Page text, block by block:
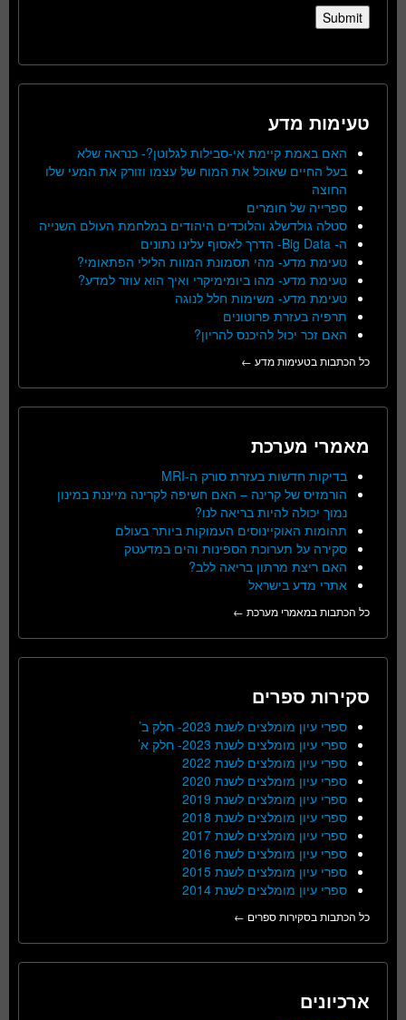
טעימות מדע
האם באמת קיימת אי-סבילות לגלוטן?- כנראה שלא
בעל החיים שאוכל את המוח של עצמו וזורק את המעי שלו
החוצה
ספרייה של חומרים
סטלה גולדשלג והלוכדים היהודים במלחמת העולם השנייה
ה- Big Data- הדרך לאסוף עלינו נתונים
טעימת מדע- מהי תסמונת המוות הלילי הפתאומי?
טעימת מדע- מהו ביומימיקרי ואיך הוא עוזר למדע?
טעימת מדע- משימות חלל לנוגה
תרפיה בעזרת פרוטונים
האם זכר יכול להיכנס להריון?
כל הכתבות בטעימות מדע ←
מאמרי מערכת
בדיקות חדשות בעזרת סורק ה-MRI
הורמזיס של קרינה – האם חשיפה לקרינה מייננת במינון
נמוך יכולה להיות בריאה לנו?
תהומות האוקיינוסים העמוקות ביותר בעולם
סקירה על תערוכת הספינות והים במדעטק
האם ריצת מרתון בריאה ללב?
אתרי מדע בישראל
כל הכתבות במאמרי מערכת ←
סקירות ספרים
ספרי עיון מומלצים לשנת 2023- חלק ב’
ספרי עיון מומלצים לשנת 2023- חלק א’
ספרי עיון מומלצים לשנת 2022
ספרי עיון מומלצים לשנת 2020
ספרי עיון מומלצים לשנת 2019
ספרי עיון מומלצים לשנת 2018
ספרי עיון מומלצים לשנת 2017
ספרי עיון מומלצים לשנת 2016
ספרי עיון מומלצים לשנת 2015
ספרי עיון מומלצים לשנת 2014
כל הכתבות בסקירות ספרים ←
ארכיונים